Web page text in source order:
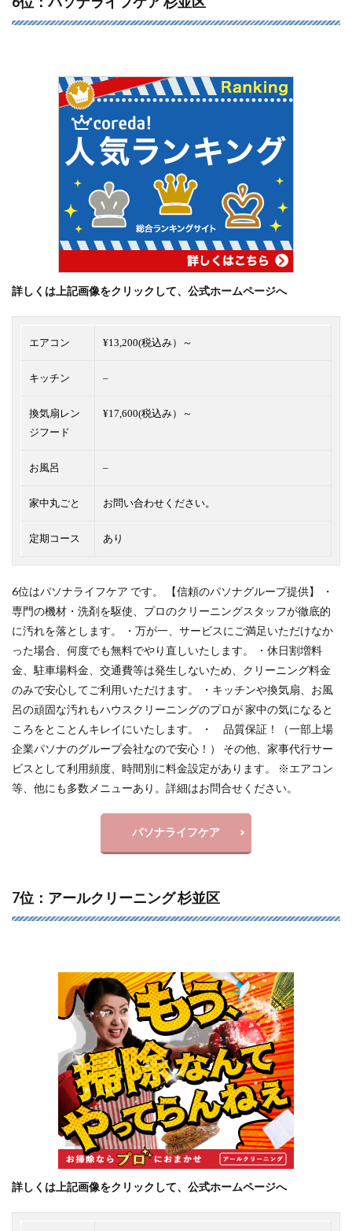
詳しくは上記画像をクリックして、公式ホームページへ
エアコン ¥13,200(税込み）～
キッチン –
換気扇レン
ジフード
¥17,600(税込み）～
お風呂 –
家中丸ごと お問い合わせください。
定期コース あり
6位はパソナライフケア です。 【信頼のパソナグループ提供】 ・
専門の機材・洗剤を駆使、プロのクリーニングスタッフが徹底的
に汚れを落とします。 ・万が一、サービスにご満足いただけなか
った場合、何度でも無料でやり直しいたします。 ・休日割増料
金、駐車場料金、交通費等は発生しないため、クリーニング料金
のみで安心してご利用いただけます。 ・キッチンや換気扇、お風
呂の頑固な汚れもハウスクリーニングのプロが 家中の気になると
ころをとことんキレイにいたします。 ・ 品質保証！（一部上場
企業パソナのグループ会社なので安心！） その他、家事代行サー
ビスとして利用頻度、時間別に料金設定があります。 ※エアコン
等、他にも多数メニューあり。詳細はお問合せください。
パソナライフケア
7位：アールクリーニング 杉並区
詳しくは上記画像をクリックして、公式ホームページへ